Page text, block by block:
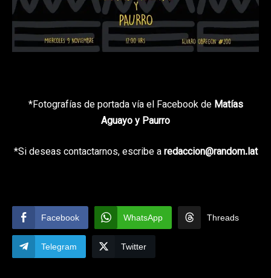
*Fotografías de portada vía el Facebook de Matías
Aguayo y Paurro
*Si deseas contactarnos, escribe aredaccion@random.lat
Facebook WhatsApp Threads
Telegram Twitter